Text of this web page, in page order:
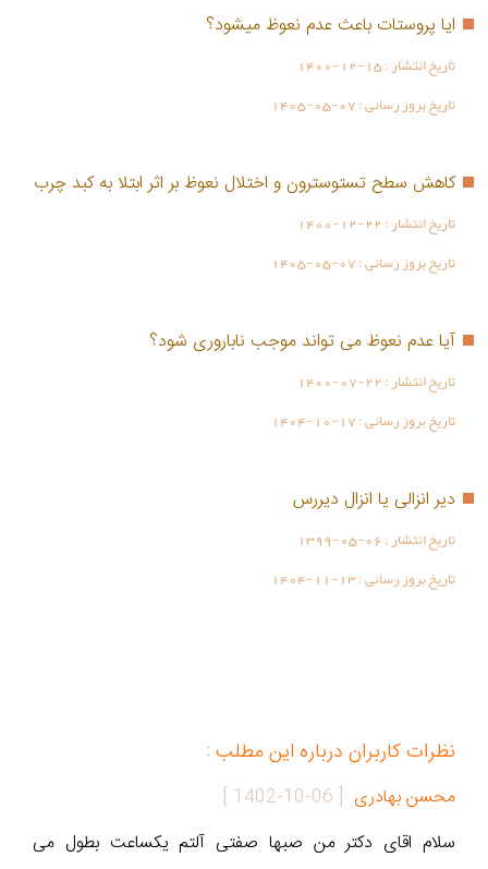
ایا پروستات باعث عدم نعوظ میشود؟
تاریخ انتشار :1400-12-15
تاریخ بروز رسانی :1405-05-07
کاهش سطح تستوسترون و اختلال نعوظ بر اثر ابتلا به کبد چرب
تاریخ انتشار :1400-12-22
تاریخ بروز رسانی :1405-05-07
آیا عدم نعوظ می تواند موجب ناباروری شود؟
تاریخ انتشار :1400-07-22
تاریخ بروز رسانی :1404-10-17
دیر انزالی یا انزال دیررس
تاریخ انتشار :1399-05-06
تاریخ بروز رسانی :1404-11-13
نظرات کاربران درباره این مطلب :
محسن بهادری [
1402-10-06
]
سلام اقای دکتر من صبها صفتی آلتم یکساعت بطول می